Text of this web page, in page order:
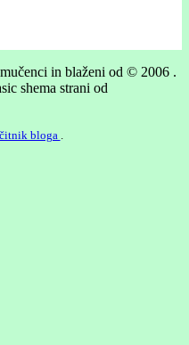
in blaženi od © 2006 .
shema strani od
bloga .